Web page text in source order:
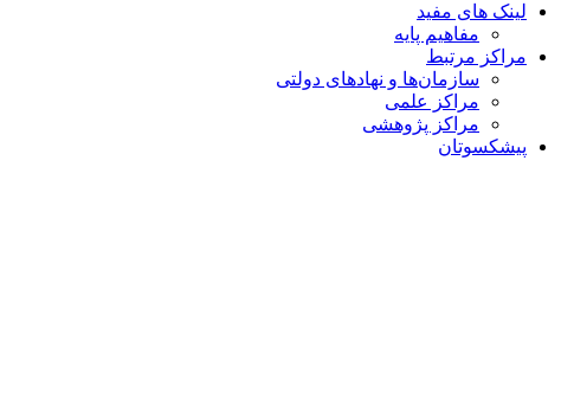
لینک های مفید
مفاهیم پایه
مراکز مرتبط
سازمان‌ها و نهادهای دولتی
مراکز علمی
مراکز پژوهشی
پیشکسوتان